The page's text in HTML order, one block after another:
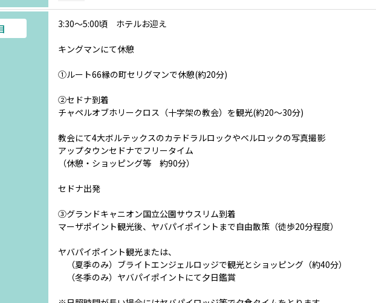
3:30～5:00頃 ホテルお迎え
キングマンにて休憩
①ルート66縁の町セリグマンで休憩(約20分)
②セドナ到着
チャペルオブホリークロス（十字架の教会）を観光(約20～30分)
教会にて4大ボルテックスのカテドラルロックやベルロックの写真撮影
アップタウンセドナでフリータイム
（休憩・ショッピング等 約90分）
セドナ出発
③グランドキャニオン国立公園サウスリム到着
マーザポイント観光後、ヤバパイポイントまで自由散策（徒歩20分程度）
ヤバパイポイント観光または、
（夏季のみ）ブライトエンジェルロッジで観光とショッピング（約40分）
（冬季のみ）ヤバパイポイントにて夕日鑑賞